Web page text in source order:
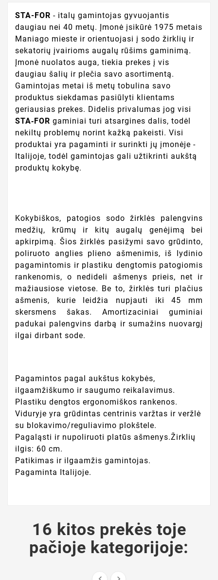
STA-FOR - italų gamintojas gyvuojantis
daugiau nei 40 metų. Įmonė įsikūrė 1975 metais
Maniago mieste ir orientuojasi į sodo žirklių ir
sekatorių įvairioms augalų rūšims gaminimą.
Įmonė nuolatos auga, tiekia prekes į vis
daugiau šalių ir plečia savo asortimentą.
Gamintojas metai iš metų tobulina savo
produktus siekdamas pasiūlyti klientams
geriausias prekes. Didelis privalumas jog visi
STA‑FOR gaminiai turi atsargines dalis, todėl
nekiltų problemų norint kažką pakeisti. Visi
produktai yra pagaminti ir surinkti jų įmonėje -
Italijoje, todėl gamintojas gali užtikrinti aukštą
produktų kokybę.
Kokybiškos, patogios sodo žirklės palengvins
medžių, krūmų ir kitų augalų genėjimą bei
apkirpimą. Šios žirklės pasižymi savo grūdinto,
poliruoto anglies plieno ašmenimis, iš lydinio
pagamintomis ir plastiku dengtomis patogiomis
rankenomis, o nedideli ašmenys prieis, net ir
mažiausiose vietose. Be to, žirklės turi plačius
ašmenis, kurie leidžia nupjauti iki 45 mm
skersmens šakas. Amortizaciniai guminiai
padukai palengvins darbą ir sumažins nuovargį
ilgai dirbant sode.
Pagamintos pagal aukštus kokybės,
ilgaamžiškumo ir saugumo reikalavimus.
Plastiku dengtos ergonomiškos rankenos.
Viduryje yra grūdintas centrinis varžtas ir veržlė
su blokavimo/reguliavimo plokštele.
Pagaląsti ir nupoliruoti platūs ašmenys.Žirklių
ilgis: 60 cm.
Patikimas ir ilgaamžis gamintojas.
Pagaminta Italijoje.
16 kitos prekės toje
pačioje kategorijoje: